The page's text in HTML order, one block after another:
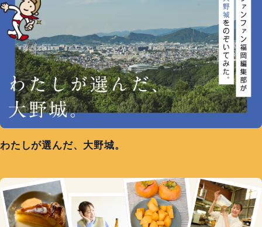
わたしが選んだ、大野城。